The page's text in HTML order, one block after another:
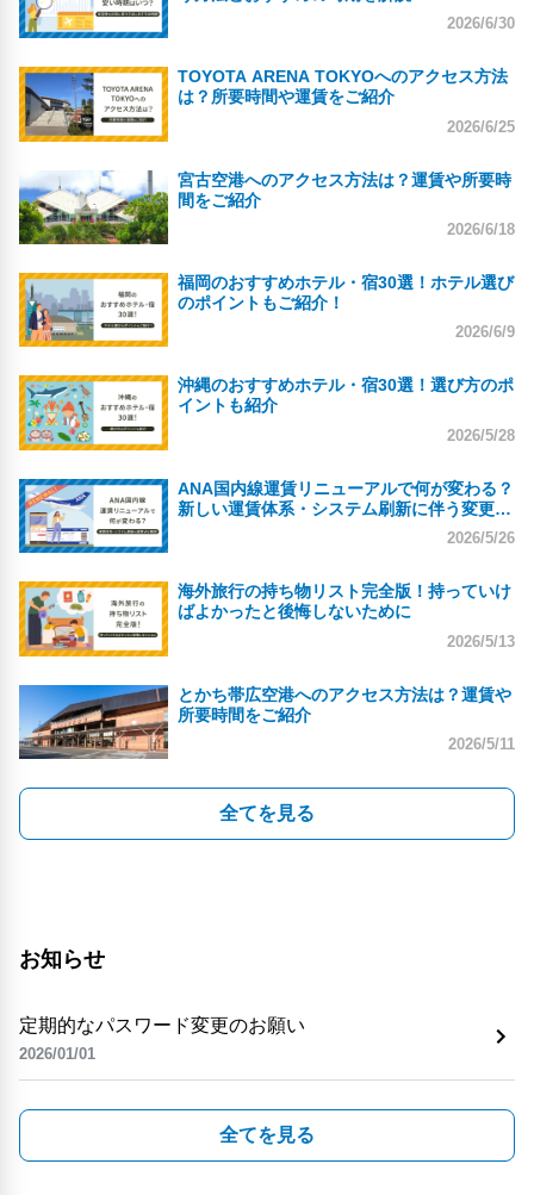
2026/6/30
TOYOTA ARENA TOKYOへのアクセス方法
は？所要時間や運賃をご紹介
2026/6/25
宮古空港へのアクセス方法は？運賃や所要時
間をご紹介
2026/6/18
福岡のおすすめホテル・宿30選！ホテル選び
のポイントもご紹介！
2026/6/9
沖縄のおすすめホテル・宿30選！選び方のポ
イントも紹介
2026/5/28
ANA国内線運賃リニューアルで何が変わる？
新しい運賃体系・システム刷新に伴う変更点
2026/5/26
海外旅行の持ち物リスト完全版！持っていけ
ばよかったと後悔しないために
2026/5/13
とかち帯広空港へのアクセス方法は？運賃や
所要時間をご紹介
2026/5/11
全てを見る
お知らせ
定期的なパスワード変更のお願い
2026/01/01
全てを見る